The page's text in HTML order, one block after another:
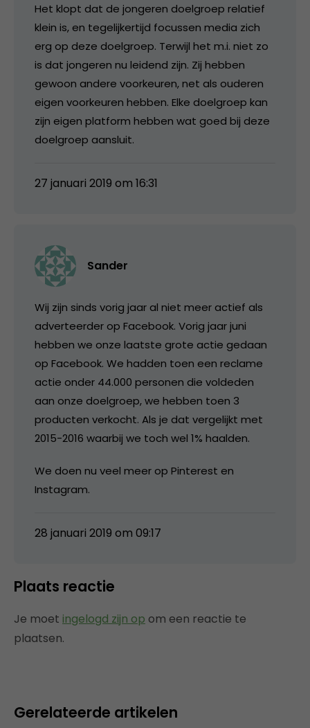
Het klopt dat de jongeren doelgroep relatief
klein is, en tegelijkertijd focussen media zich
erg op deze doelgroep. Terwijl het m.i. niet zo
is dat jongeren nu leidend zijn. Zij hebben
gewoon andere voorkeuren, net als ouderen
eigen voorkeuren hebben. Elke doelgroep kan
zijn eigen platform hebben wat goed bij deze
doelgroep aansluit.
27 januari 2019 om 16:31
Sander
Wij zijn sinds vorig jaar al niet meer actief als
adverteerder op Facebook. Vorig jaar juni
hebben we onze laatste grote actie gedaan
op Facebook. We hadden toen een reclame
actie onder 44.000 personen die voldeden
aan onze doelgroep, we hebben toen 3
producten verkocht. Als je dat vergelijkt met
2015-2016 waarbij we toch wel 1% haalden.
We doen nu veel meer op Pinterest en
Instagram.
28 januari 2019 om 09:17
Plaats reactie
Je moet ingelogd zijn op om een reactie te
plaatsen.
Gerelateerde artikelen